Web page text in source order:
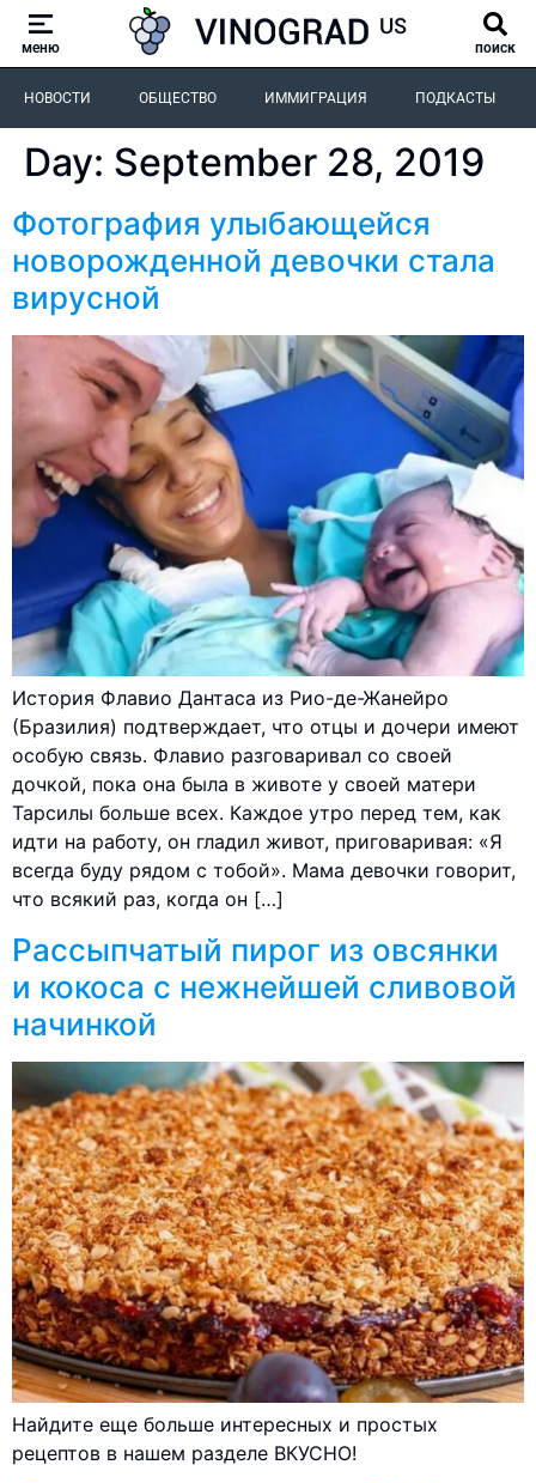
меню поиск
НОВОСТИ ОБЩЕСТВО ИММИГРАЦИЯ ПОДКАСТЫ
Day: September 28, 2019
Фотография улыбающейся
новорожденной девочки стала
вирусной
История Флавио Дантаса из Рио-де-Жанейро
(Бразилия) подтверждает, что отцы и дочери имеют
особую связь. Флавио разговаривал со своей
дочкой, пока она была в животе у своей матери
Тарсилы больше всех. Каждое утро перед тем, как
идти на работу, он гладил живот, приговаривая: «Я
всегда буду рядом с тобой». Мама девочки говорит,
что всякий раз, когда он […]
Рассыпчатый пирог из овсянки
и кокоса с нежнейшей сливовой
начинкой
Найдите еще больше интересных и простых
рецептов в нашем разделе ВКУСНО!